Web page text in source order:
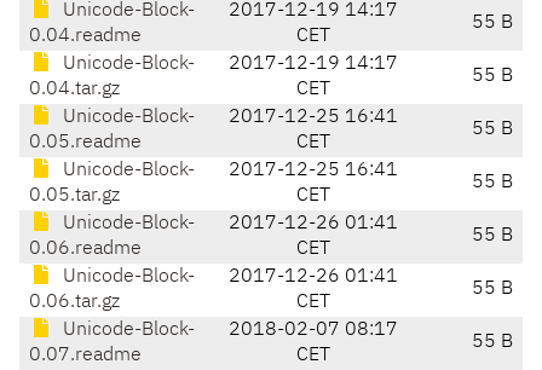
Unicode-Block-
0.04.readme
2017-12-19 14:17
CET
55 B
Unicode-Block-
0.04.tar.gz
2017-12-19 14:17
CET
55 B
Unicode-Block-
0.05.readme
2017-12-25 16:41
CET
55 B
Unicode-Block-
0.05.tar.gz
2017-12-25 16:41
CET
55 B
Unicode-Block-
0.06.readme
2017-12-26 01:41
CET
55 B
Unicode-Block-
0.06.tar.gz
2017-12-26 01:41
CET
55 B
Unicode-Block-
0.07.readme
2018-02-07 08:17
CET
55 B